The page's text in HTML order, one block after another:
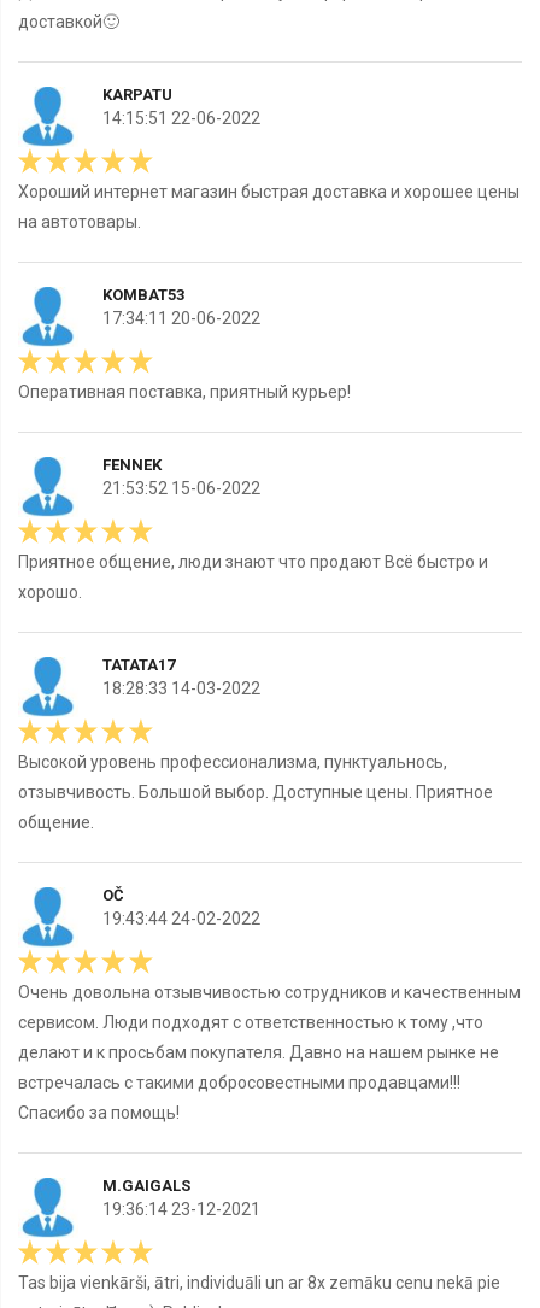
доставкой🙂
KARPATU
14:15:51 22-06-2022
Хороший интернет магазин быстрая доставка и хорошее цены
на автотовары.
KOMBAT53
17:34:11 20-06-2022
Оперативная поставка, приятный курьер!
FENNEK
21:53:52 15-06-2022
Приятное общение, люди знают что продают Всё быстро и
хорошо.
TATATA17
18:28:33 14-03-2022
Высокой уровень профессионализма, пунктуальнось,
отзывчивость. Большой выбор. Доступные цены. Приятное
общение.
OČ
19:43:44 24-02-2022
Очень довольна отзывчивостью сотрудников и качественным
сервисом. Люди подходят с ответственностью к тому ,что
делают и к просьбам покупателя. Давно на нашем рынке не
встречалась с такими добросовестными продавцами!!!
Спасибо за помощь!
M.GAIGALS
19:36:14 23-12-2021
Tas bija vienkārši, ātri, individuāli un ar 8x zemāku cenu nekā pie